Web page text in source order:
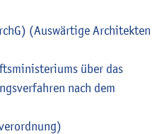
(Auswärtige Architekten
über das
nach dem